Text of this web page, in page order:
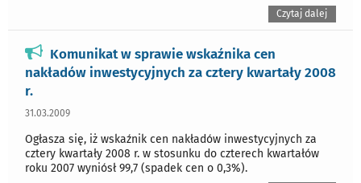
Czytaj dalej
Komunikat w sprawie wskaźnika cen
nakładów inwestycyjnych za cztery kwartały 2008
r.
31.03.2009
Ogłasza się, iż wskaźnik cen nakładów inwestycyjnych za
cztery kwartały 2008 r. w stosunku do czterech kwartałów
roku 2007 wyniósł 99,7 (spadek cen o 0,3%).